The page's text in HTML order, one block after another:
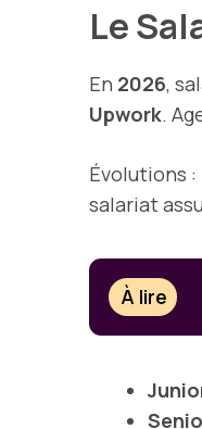
Le
En 2026,
Upwork.
Évolutions :
salariat
À lire